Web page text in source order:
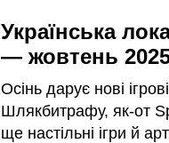
Українська
— жовтень
Осінь дарує нові
Шлякбитрафу, як-от
ще настільні ігри й